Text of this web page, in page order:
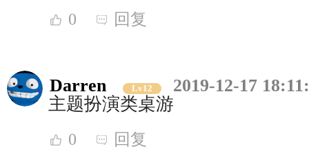
0 回复
Darren Lv12
2019-12-17
主题扮演类桌游
0 回复